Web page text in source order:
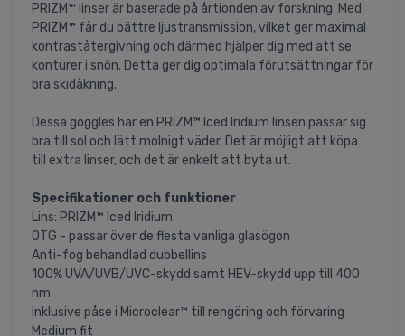
PRIZM™ linser är baserade på årtionden av forskning. Med
PRIZM™ får du bättre ljustransmission, vilket ger maximal
kontraståtergivning och därmed hjälper dig med att se
konturer i snön. Detta ger dig optimala förutsättningar för
bra skidåkning.
Dessa goggles har en PRIZM™ Iced Iridium linsen passar sig
bra till sol och lätt molnigt väder. Det är möjligt att köpa
till extra linser, och det är enkelt att byta ut.
Specifikationer och funktioner
Lins: PRIZM™ Iced Iridium
OTG - passar över de flesta vanliga glasögon
Anti-fog behandlad dubbellins
100% UVA/UVB/UVC-skydd samt HEV-skydd upp till 400
nm
Inklusive påse i Microclear™ till rengöring och förvaring
Medium fit